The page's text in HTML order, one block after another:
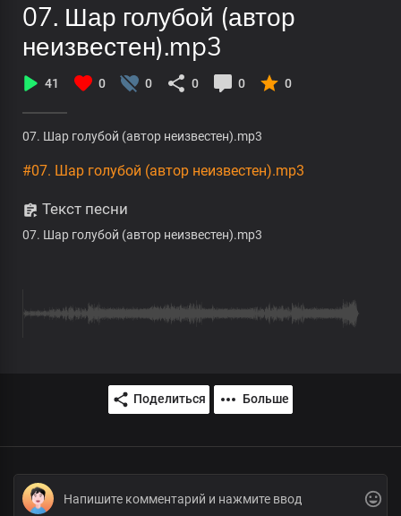
07. Шар голубой (автор
неизвестен).mp3
41 0 0 0 0 0
07. Шар голубой (автор неизвестен).mp3
#07. Шар голубой (автор неизвестен).mp3
Текст песни
07. Шар голубой (автор неизвестен).mp3
Поделиться Больше